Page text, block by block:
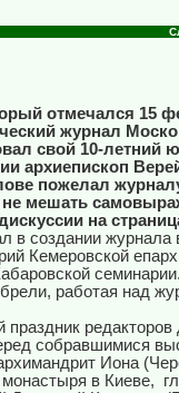
отмечался 15
журнал
свой 10-летний
архиепископ
пожелал
мешать
на
в создании
Кемеровской
работая над
редакторов
собравшимися
Иона
монастыря в Киеве,